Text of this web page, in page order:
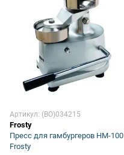
Артикул: (BO)034215
Frosty
Пресс для гамбургеров HM-100
Frosty